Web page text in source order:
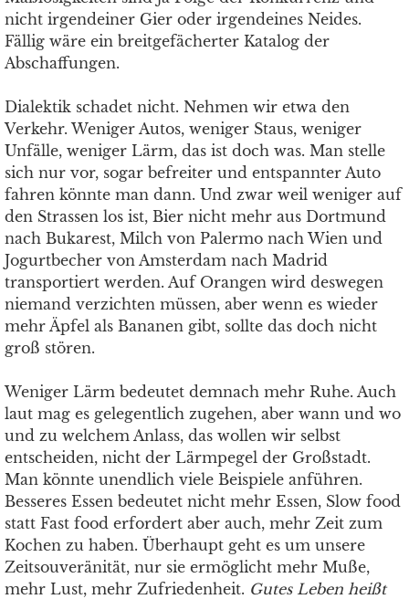
nicht irgendeiner Gier oder irgendeines Neides.
Fällig wäre ein breitgefächerter Katalog der
Abschaffungen.
Dialektik schadet nicht. Nehmen wir etwa den
Verkehr. Weniger Autos, weniger Staus, weniger
Unfälle, weniger Lärm, das ist doch was. Man stelle
sich nur vor, sogar befreiter und entspannter Auto
fahren könnte man dann. Und zwar weil weniger auf
den Strassen los ist, Bier nicht mehr aus Dortmund
nach Bukarest, Milch von Palermo nach Wien und
Jogurtbecher von Amsterdam nach Madrid
transportiert werden. Auf Orangen wird deswegen
niemand verzichten müssen, aber wenn es wieder
mehr Äpfel als Bananen gibt, sollte das doch nicht
groß stören.
Weniger Lärm bedeutet demnach mehr Ruhe. Auch
laut mag es gelegentlich zugehen, aber wann und wo
und zu welchem Anlass, das wollen wir selbst
entscheiden, nicht der Lärmpegel der Großstadt.
Man könnte unendlich viele Beispiele anführen.
Besseres Essen bedeutet nicht mehr Essen, Slow food
statt Fast food erfordert aber auch, mehr Zeit zum
Kochen zu haben. Überhaupt geht es um unsere
Zeitsouveränität, nur sie ermöglicht mehr Muße,
mehr Lust, mehr Zufriedenheit. Gutes Leben heißt